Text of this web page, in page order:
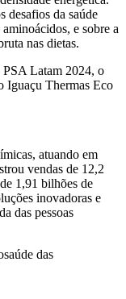
desafios da saúde
e sobre a
nas dietas.
PSA Latam 2024, o
Iguaçu Thermas Eco
atuando em
vendas de 12,2
1,91 bilhões de
inovadoras e
das pessoas
saúde das